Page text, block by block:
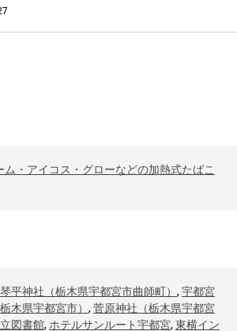
ム・アイコス・グローなどの加熱式たばこ
琴平神社（栃木県宇都宮市曲師町） , 宇都宮
木県宇都宮市） , 菅原神社（栃木県宇都宮
図書館, ホテルサンルート宇都宮, 東横イン